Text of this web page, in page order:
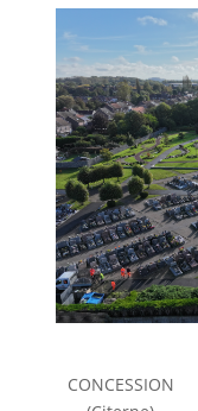
CONCESSION